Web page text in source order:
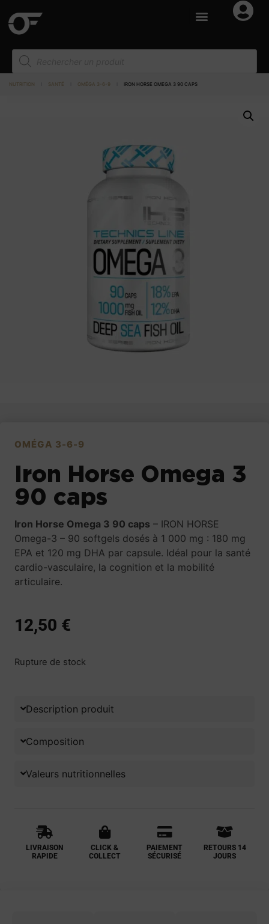
NUTRITION SANTÉ OMÉGA 3-6-9 IRON HORSE OMEGA 3 90 CAPS
OMÉGA 3-6-9
Iron Horse Omega 3
90 caps
Iron Horse Omega 3 90 caps – IRON HORSE
Omega-3 – 90 softgels dosés à 1 000 mg : 180 mg
EPA et 120 mg DHA par capsule. Idéal pour la santé
cardio-vasculaire, la cognition et la mobilité
articulaire.
12,50 €
Rupture de stock
Description produit
Composition
Valeurs nutritionnelles
LIVRAISON
RAPIDE
CLICK &
COLLECT
PAIEMENT
SÉCURISÉ
RETOURS 14
JOURS